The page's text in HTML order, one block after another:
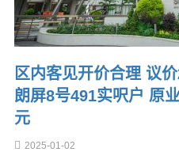
区内客见开价合理 议
朗屏8号491实呎户 原
元
2025-01-02